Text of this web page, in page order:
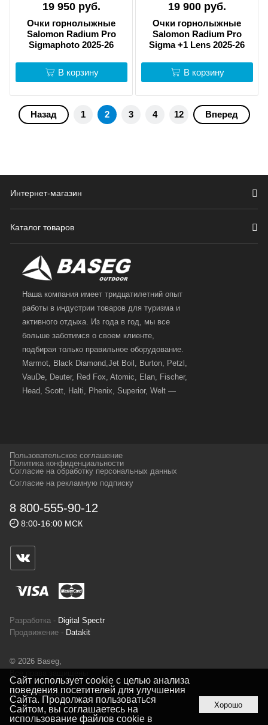
19 950 руб.
Очки горнолыжные
Salomon Radium Pro
Sigmaphoto 2025-26
В корзину
19 900 руб.
Очки горнолыжные
Salomon Radium Pro
Sigma +1 Lens 2025-26
В корзину
Назад 1 2 3 4 12 Вперед
Интернет-магазин
Каталог товаров
Наша компания имеет тридцатилетний опыт
работы в индустрии товаров для туризма и
активного отдыха. Из года в год, мы все
больше заботимся о своем клиенте,
подбирая только правильное оборудование.
Marmot, Black Diamond,Jet Boil, Burton, Petzl,
VauDe, Deuter, Red Fox, Atomic, Elan, Fischer,
Head, Scott, Halti, Phenix, Superior, Welt —
и взыскательных путешественников,
спортсменов и отдыхающих.
Геннадьевич
ИНН 590300057023 ОГРН 304590319000121
ул.Советская, 25, магазин Басег.
Тел./факс (342) 2101242
Пользовательское соглашение
Политика конфиденциальности
Согласие на обработку персональных данных
Согласие на рекламную подписку
8 800-555-90-12
8:00-16:00 МСК
Разработка - Digital Spectr
Продвижение - Datakit
© 2026 Baseg,
Полная версия
Сайт использует cookie с целью анализа
поведения посетителей для улучшения
Сайта. Продолжая пользоваться
Сайтом, вы соглашаетесь на
использование файлов cookie в
Хорошо